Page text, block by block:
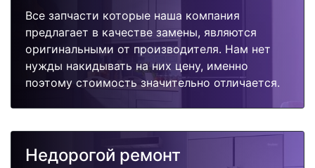
Все запчасти которые наша компания
предлагает в качестве замены, являются
оригинальными от производителя. Нам нет
нужды накидывать на них цену, именно
поэтому стоимость значительно отличается.
Недорогой ремонт